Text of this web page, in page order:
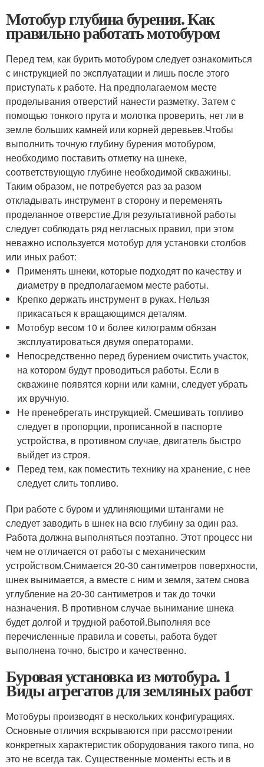
Мотобур глубина бурения. Как
правильно работать мотобуром
Перед тем, как бурить мотобуром следует ознакомиться
с инструкцией по эксплуатации и лишь после этого
приступать к работе. На предполагаемом месте
проделывания отверстий нанести разметку. Затем с
помощью тонкого прута и молотка проверить, нет ли в
земле больших камней или корней деревьев.Чтобы
выполнить точную глубину бурения мотобуром,
необходимо поставить отметку на шнеке,
соответствующую глубине необходимой скважины.
Таким образом, не потребуется раз за разом
откладывать инструмент в сторону и переменять
проделанное отверстие.Для результативной работы
следует соблюдать ряд негласных правил, при этом
неважно используется мотобур для установки столбов
или иных работ:
Применять шнеки, которые подходят по качеству и
диаметру в предполагаемом месте работы.
Крепко держать инструмент в руках. Нельзя
прикасаться к вращающимся деталям.
Мотобур весом 10 и более килограмм обязан
эксплуатироваться двумя операторами.
Непосредственно перед бурением очистить участок,
на котором будут проводиться работы. Если в
скважине появятся корни или камни, следует убрать
их вручную.
Не пренебрегать инструкцией. Смешивать топливо
следует в пропорции, прописанной в паспорте
устройства, в противном случае, двигатель быстро
выйдет из строя.
Перед тем, как поместить технику на хранение, с нее
следует слить топливо.
При работе с буром и удлиняющими штангами не
следует заводить в шнек на всю глубину за один раз.
Работа должна выполняться поэтапно. Этот процесс ни
чем не отличается от работы с механическим
устройством.Снимается 20-30 сантиметров поверхности,
шнек вынимается, а вместе с ним и земля, затем снова
углубление на 20-30 сантиметров и так до точки
назначения. В противном случае вынимание шнека
будет долгой и трудной работой.Выполняя все
перечисленные правила и советы, работа будет
выполнена точно, быстро и качественно.
Буровая установка из мотобура. 1
Виды агрегатов для земляных работ
Мотобуры производят в нескольких конфигурациях.
Основные отличия вскрываются при рассмотрении
конкретных характеристик оборудования такого типа, но
это не всегда так. Существенные моменты есть и в